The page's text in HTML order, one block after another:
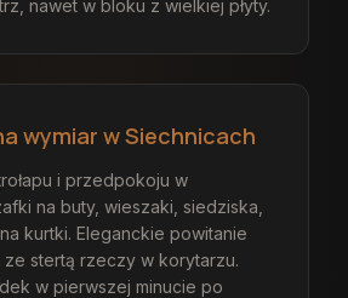
nawet w bloku z wielkiej płyty.
wymiar w Siechnicach
i przedpokoju w
na buty, wieszaki, siedziska,
kurtki. Eleganckie powitanie
stertą rzeczy w korytarzu.
w pierwszej minucie po